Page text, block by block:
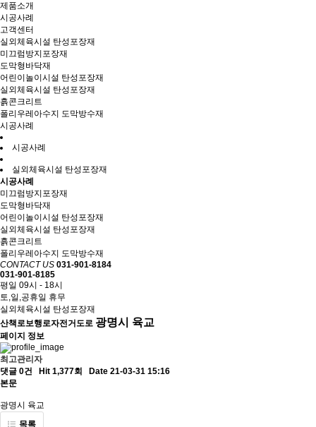
제품소개
시공사례
고객센터
실외체육시설 탄성포장재
미끄럼방지포장재
도막형바닥재
어린이놀이시설 탄성포장재
실외체육시설 탄성포장재
흙콘크리트
폴리우레아수지 도막방수재
시공사례
시공사례
실외체육시설 탄성포장재
시공사례
미끄럼방지포장재
도막형바닥재
어린이놀이시설 탄성포장재
실외체육시설 탄성포장재
흙콘크리트
폴리우레아수지 도막방수재
CONTACT US 031-901-8184
031-901-8185
평일 09시 - 18시
토,일,공휴일 휴무
실외체육시설 탄성포장재
산책로보행로자전거도로 광명시 육교
페이지 정보
최고관리자
댓글 0건
Hit 1,377회
Date 21-03-31 15:16
본문
광명시 육교
목록